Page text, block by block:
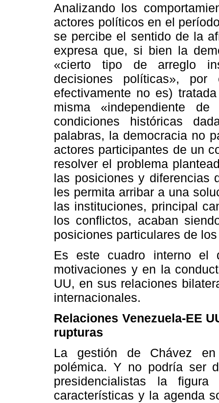
Analizando los
actores políticos en el
se percibe el sentido de la
expresa que, si bien la
«cierto tipo de arreglo
decisiones políticas»,
efectivamente no es)
misma «independiente
condiciones históricas
palabras, la democracia no
actores participantes de un
resolver el problema
las posiciones y diferencias
les permita arribar a una
las instituciones, principal
los conflictos, acaban
posiciones particulares de
Es este cuadro interno el
motivaciones y en la
UU, en sus relaciones
internacionales.
Relaciones Venezuela-EE
rupturas
La gestión de Chávez
polémica. Y no podría ser
presidencialistas la
características y la agenda